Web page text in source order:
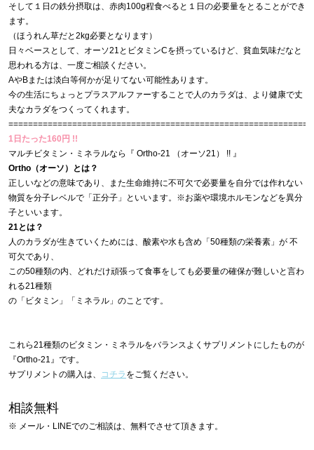
そして１日の鉄分摂取は、赤肉100g程食べると１日の必要量をとることができ
ます。
（ほうれん草だと2kg必要となります）
日々ベースとして、オーソ21とビタミンCを摂っているけど、貧血気味だなと
思われる方は、一度ご相談ください。
AやBまたは淡白等何かが足りてない可能性あります。
今の生活にちょっとプラスアルファーすることで人のカラダは、より健康で丈
夫なカラダをつくってくれます。
=============================================================
1日たった160円 !!
マルチビタミン・ミネラルなら『 Ortho-21 （オーソ21） !! 』
Ortho（オーソ）とは？
正しいなどの意味であり、また生命維持に不可欠で必要量を自分では作れない
物質を分子レベルで「正分子」といいます。※お薬や環境ホルモンなどを異分
子といいます。
21とは？
人のカラダが生きていくためには、酸素や水も含め「50種類の栄養素」が 不
可欠であり、
この50種類の内、どれだけ頑張って食事をしても必要量の確保が難しいと言わ
れる21種類
の「ビタミン」「ミネラル」のことです。
これら21種類のビタミン・ミネラルをバランスよくサプリメントにしたものが
『Ortho-21』です。
サプリメントの購入は、
コチラ をご覧ください。
相談無料
※ メール・LINEでのご相談は、無料でさせて頂きます。